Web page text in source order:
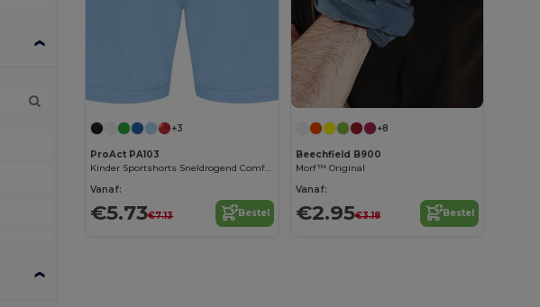
+3
ProAct PA103
Kinder Sportshorts Sneldrogend Comfort
Vanaf:
€5.73€7.13 Bestel
+8
Beechfield B900
Morf™ Original
Vanaf:
€2.95€3.18 Bestel